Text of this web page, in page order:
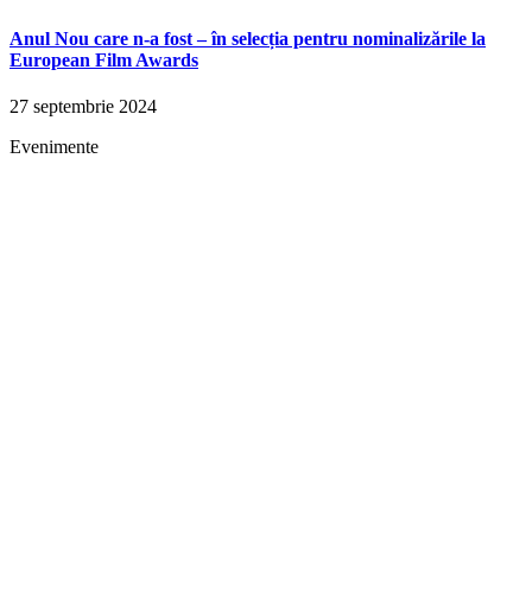
Anul Nou care n-a fost – în selecția pentru nominalizările la
European Film Awards
27 septembrie 2024
Evenimente